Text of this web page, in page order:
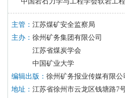
主管： 江苏煤矿安全监察局
主办： 徐州矿务集团有限公司
江苏省煤炭学会
中国矿业大学
编辑出版： 徐州矿务报业传媒有限公
地址： 江苏省徐州市云龙区钱塘路7